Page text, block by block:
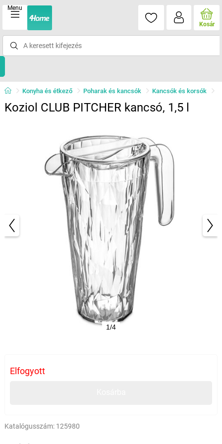
Menu
Kosár
Konyha és étkező Poharak és kancsók Kancsók és korsók
Koziol CLUB PITCHER kancsó, 1,5 l
1/4
Elfogyott
Katalógusszám: 125980